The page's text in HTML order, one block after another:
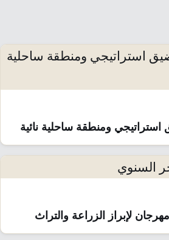
ومنطقة ساحلية نائية
لإبراز الزراعة والتراث